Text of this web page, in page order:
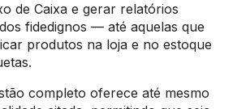
de Caixa e gerar relatórios
fidedignos — até aquelas que
produtos na loja e no estoque
completo oferece até mesmo